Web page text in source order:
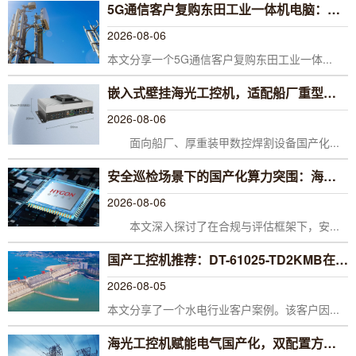
5G通信客户复购东田工业一体机电脑：从信任到信赖的稳定之选
2026-08-06
本文分享一个5G通信客户复购东田工业一体...
嵌入式壁挂海光工控机，适配船厂重型切割设备主控软件运行
2026-08-06
面向船厂、厚重装甲数控焊割设备国产化...
安全巡检场景下的国产化算力突围：海光服务器解决方案深度解析
2026-08-06
本文深入探讨了在合规与评估框架下，安...
国产工控机推荐：DT-61025-TD2KMB在水库水源管理中的成功应用
2026-08-05
本文分享了一个水电行业客户案例。该客户因...
海光工控机赋能电气国产化，双配置方案攻克信创难题